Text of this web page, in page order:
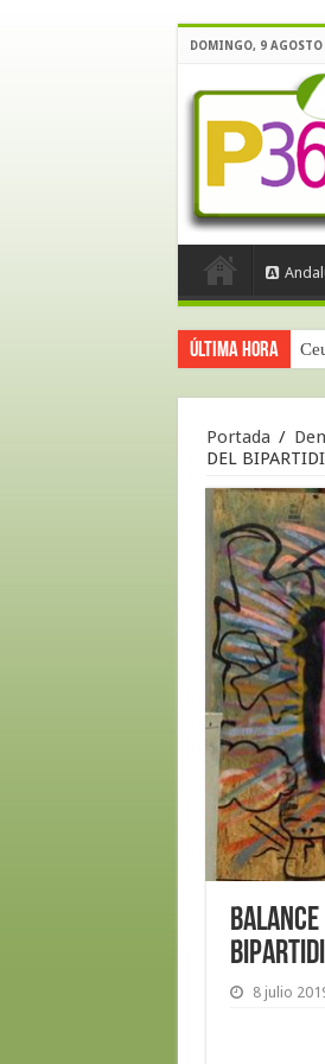
DOMINGO, 9
Última hora
Portada /
DEL
8 julio